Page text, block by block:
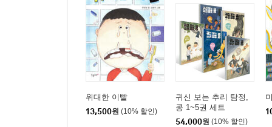
위대한 이빨
13,500원 (10% 할인)
귀신 보는 추리 탐정,
콩 1~5권 세트
54,000원 (10% 할인)